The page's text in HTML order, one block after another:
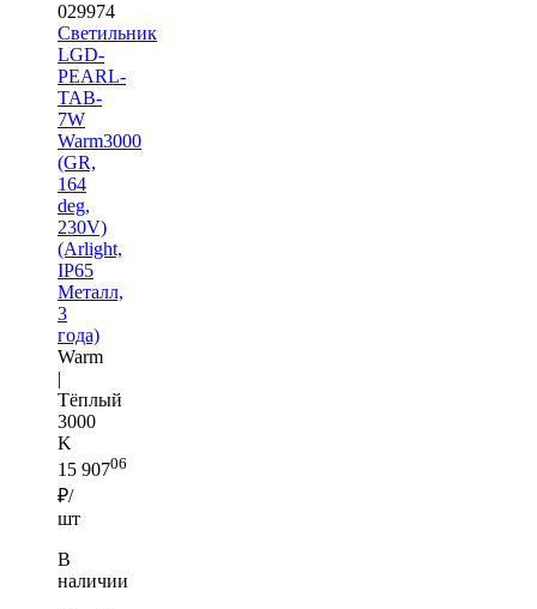
029974
Светильник
LGD-
PEARL-
TAB-
7W
Warm3000
(GR,
164
deg,
230V)
(Arlight,
IP65
Металл,
3
года)
Warm
|
Тёплый
3000
K
15 90706
₽/
шт
В
наличии